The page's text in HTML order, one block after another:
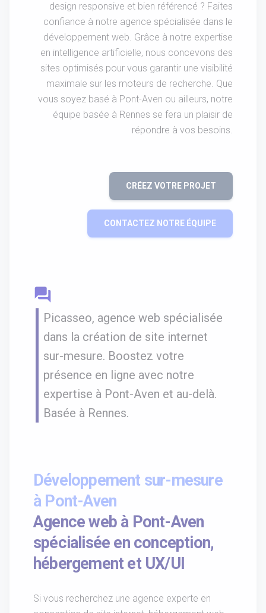
design responsive et bien référencé ? Faites
confiance à notre agence spécialisée dans le
développement web. Grâce à notre expertise
en intelligence artificielle, nous concevons des
sites optimisés pour vous garantir une visibilité
maximale sur les moteurs de recherche. Que
vous soyez basé à Pont-Aven ou ailleurs, notre
équipe basée à Rennes se fera un plaisir de
répondre à vos besoins.
CRÉEZ VOTRE PROJET
CONTACTEZ NOTRE ÉQUIPE
question_answer
Picasseo, agence web spécialisée
dans la création de site internet
sur-mesure. Boostez votre
présence en ligne avec notre
expertise à Pont-Aven et au-delà.
Basée à Rennes.
Développement sur-mesure
à Pont-Aven
Agence web à Pont-Aven
spécialisée en conception,
hébergement et UX/UI
Si vous recherchez une agence experte en